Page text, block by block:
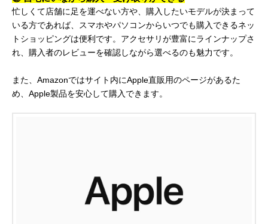
忙しくて店舗に足を運べない方や、購入したいモデルが決まって
いる方であれば、スマホやパソコンからいつでも購入できるネッ
トショッピングは便利です。アクセサリが豊富にラインナップさ
れ、購入者のレビューを確認しながら選べるのも魅力です。
また、Amazonではサイト内にApple直販用のページがあるた
め、Apple製品を安心して購入できます。